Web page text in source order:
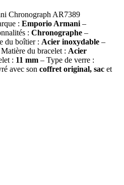
Chronograph AR7389
: Emporio Armani –
: Chronographe –
du boîtier : Acier inoxydable –
du bracelet : Acier
: 11 mm – Type de verre :
avec son coffret original, sac et